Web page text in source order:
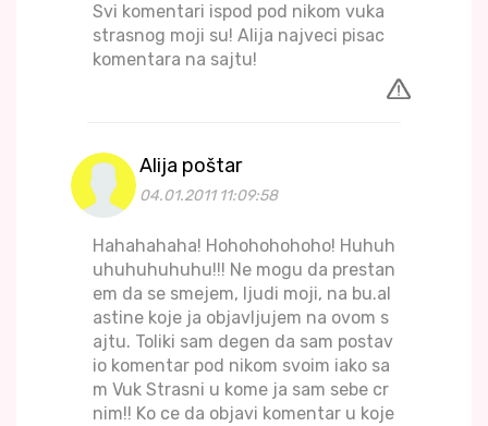
Svi komentari ispod pod nikom vuka
strasnog moji su! Alija najveci pisac
komentara na sajtu!
Alija poštar
04.01.2011 11:09:58
Hahahahaha! Hohohohohoho! Huhuh
uhuhuhuhuhu!!! Ne mogu da prestan
em da se smejem, ljudi moji, na bu.al
astine koje ja objavljujem na ovom s
ajtu. Toliki sam degen da sam postav
io komentar pod nikom svoim iako sa
m Vuk Strasni u kome ja sam sebe cr
nim!! Ko ce da objavi komentar u koje